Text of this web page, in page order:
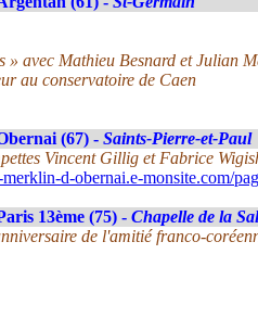
» avec Mathieu Besnard et Julian
au conservatoire de Caen
(67) - Saints-Pierre-et-Paul
Vincent Gillig et Fabrice
d-obernai.e-monsite.com/
13ème (75) - Chapelle de la
de l'amitié franco-